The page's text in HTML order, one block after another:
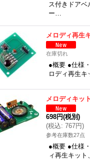
ス付きドアベ
ー…
メロディ再生
在庫切れ
●概要 ●仕様
ロディ再生
メロディキッ
698円(税別)
(税込: 767円)
参考在庫数27点
●概要 ●仕様
ィ再生キッ